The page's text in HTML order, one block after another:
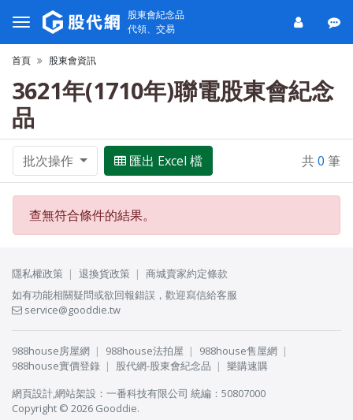
股東會紀念品
代領、交易
首頁 股東會資訊
3621年(1710年)聯電股東會紀念
品
批次操作 匯出 Excel 檔 共0 筆
查無符合條件的結果。
隱私權政策 退換貨政策
商城賣家約定條款
如有功能相關疑問或欲回報錯誤，歡迎寫信給客服
service@gooddie.tw
988house房屋網 988house法拍屋
988house售屋網
988house實價登錄
股代網-股東會紀念品
樂購速購
網頁設計,網站架設 ： 一番科技有限公司 統編：50807000
Copyright © 2026 Gooddie.